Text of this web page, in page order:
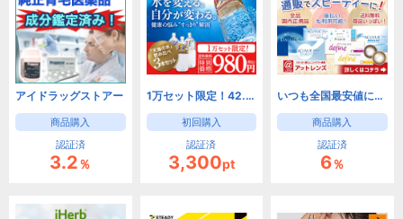
アイドラッグストアー
商品購入
認証済
3.2％
1万セット限定！42.2％OFF！海洋深層水「天海の水」3種類お試しセット
初回購入
認証済
3,300pt
いつも全国最安値に挑戦中！【アットレンズ】激安コンタクト販売
商品購入
認証済
6％